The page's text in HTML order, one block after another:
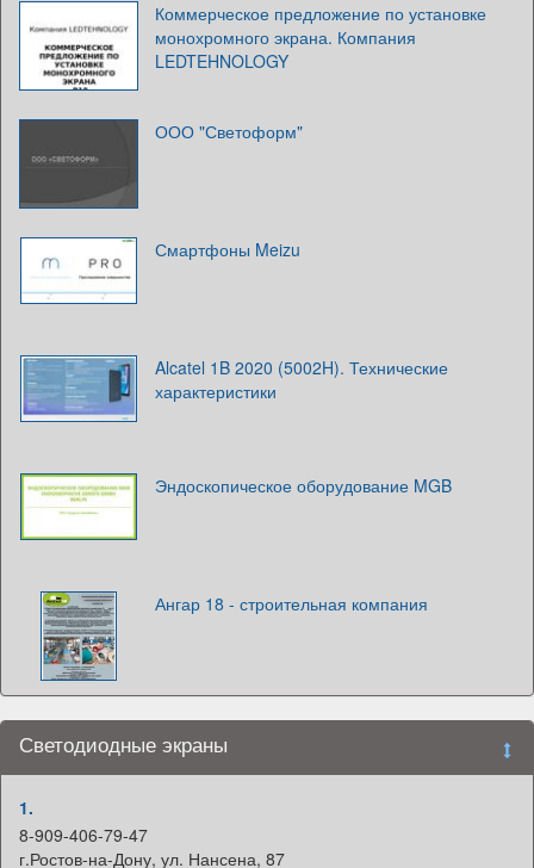
Коммерческое предложение по установке
монохромного экрана. Компания
LEDTEHNOLOGY
ООО "Светоформ"
Смартфоны Meizu
Alcatel 1B 2020 (5002H). Технические
характеристики
Эндоскопическое оборудование MGB
Ангар 18 - строительная компания
Светодиодные экраны
1.
8-909-406-79-47
г.Ростов-на-Дону, ул. Нансена, 87